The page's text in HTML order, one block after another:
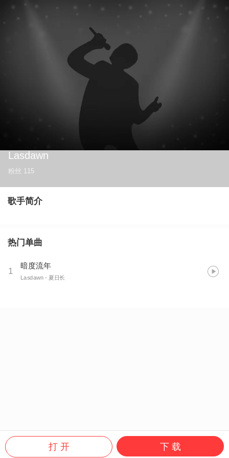
Lasdawn
粉丝 115
歌手简介
热门单曲
1
暗度流年
Lasdawn - 夏日长
打 开 下 载